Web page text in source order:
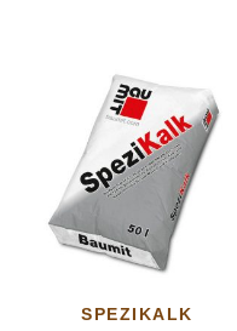
SPEZIKALK